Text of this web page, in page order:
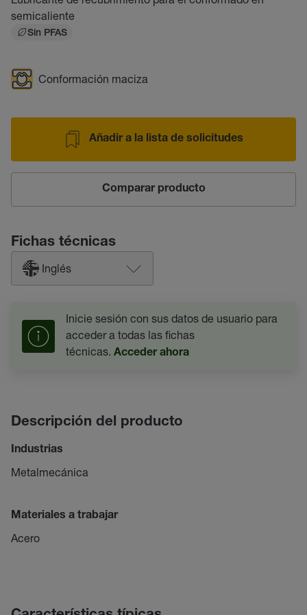
semicaliente
Sin PFAS
Conformación maciza
Añadir a la lista de solicitudes
Comparar producto
Fichas técnicas
Inglés
Inicie sesión con sus datos de usuario para
acceder a todas las fichas
técnicas. Acceder ahora
Descripción del producto
Industrias
Metalmecánica
Materiales a trabajar
Acero